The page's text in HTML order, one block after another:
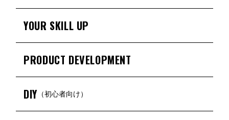
YOUR SKILL UP
PRODUCT DEVELOPMENT
DIY （初心者向け）